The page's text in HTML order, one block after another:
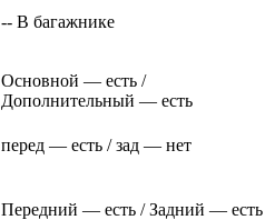
-- В багажнике
Основной — есть /
Дополнительный — есть
перед — есть / зад — нет
Передний — есть / Задний — есть